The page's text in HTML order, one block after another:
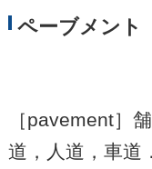
ペーブメント
［pavement］
道，人道，車道